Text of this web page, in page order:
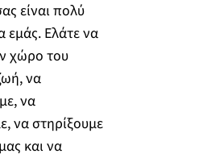
είναι πολύ
εμάς. Ελάτε να
χώρο του
να
να
να στηρίξουμε
και να